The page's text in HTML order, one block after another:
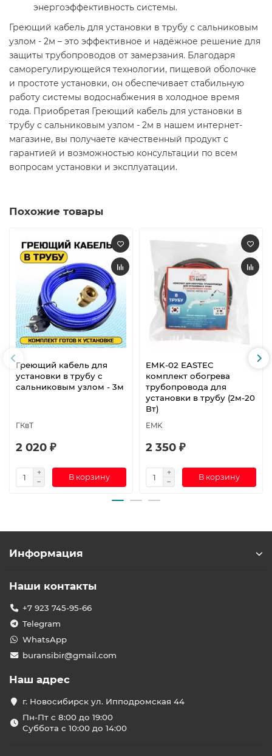
энергоэффективность системы.​
Греющий кабель для установки в трубу с сальниковым
узлом - 2м – это эффективное и надёжное решение для
защиты трубопроводов от замерзания. Благодаря
саморегулирующейся технологии, пищевой оболочке
и простоте установки, он обеспечивает стабильную
работу системы водоснабжения в холодное время
года. Приобретая Греющий кабель для установки в
трубу с сальниковым узлом - 2м в нашем интернет-
магазине, вы получаете качественный продукт с
гарантией и возможностью консультации по всем
вопросам установки и эксплуатации.​
Похожие товары
Греющий кабель для
установки в трубу с
сальниковым узлом - 3м
ГКвТ
2 020 ₽
В корзину
EMK-02 EASTEC
комплект обогрева
трубопровода для
установки в трубу (2м-20
Вт)
EMK
2 350 ₽
В корзину
Информация
Наши контакты
+7 923 745-95-66
Telegram
WhatsApp
buransibir@gmail.com
Наш адрес
г. Новосибирск ул. Ипподромская 44
Пн-Пт с 8:00 до 19:00
Суббота с 10:00 до 14:00